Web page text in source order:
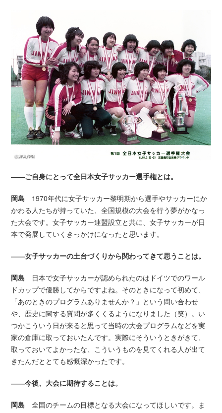
――ご自身にとって全日本女子サッカー選手権とは。
岡島 1970年代に女子サッカー黎明期から選手やサッカーにか
かわる人たちが持っていた、全国規模の大会を行う夢がかなっ
た大会です。女子サッカー連盟設立と共に、女子サッカーが日
本で発展していくきっかけになったと思います。
――女子サッカーの土台づくりから関わってきて思うことは。
岡島 日本で女子サッカーが認められたのはドイツでのワール
ドカップで優勝してからですよね。そのときになって初めて、
「あのときのプログラムありませんか？」という問い合わせ
や、歴史に関する質問が多くくるようになりました（笑）。い
つかこういう日が来ると思って当時の大会プログラムなどを実
家の倉庫に取っておいたんです。実際にそういうときがきて、
取っておいてよかったな、こういうものを見てくれる人が出て
きたんだととても感慨深かったです。
――今後、大会に期待することは。
岡島 全国のチームの目標となる大会になってほしいです。ま